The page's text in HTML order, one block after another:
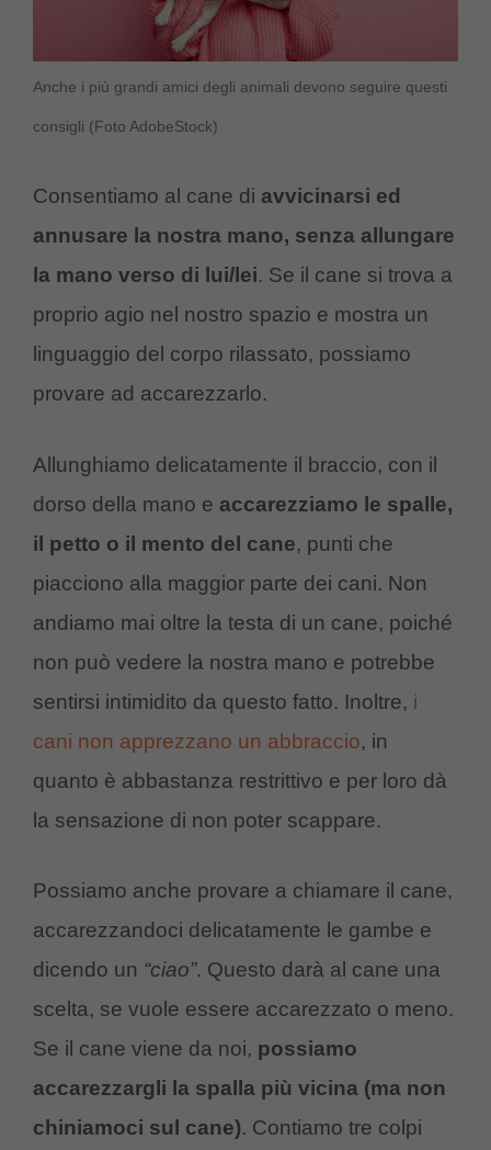
Anche i più grandi amici degli animali devono seguire questi
consigli (Foto AdobeStock)
Consentiamo al cane di avvicinarsi ed
annusare la nostra mano, senza allungare
la mano verso di lui/lei. Se il cane si trova a
proprio agio nel nostro spazio e mostra un
linguaggio del corpo rilassato, possiamo
provare ad accarezzarlo.
Allunghiamo delicatamente il braccio, con il
dorso della mano e accarezziamo le spalle,
il petto o il mento del cane, punti che
piacciono alla maggior parte dei cani. Non
andiamo mai oltre la testa di un cane, poiché
non può vedere la nostra mano e potrebbe
sentirsi intimidito da questo fatto. Inoltre, i
cani non apprezzano un abbraccio, in
quanto è abbastanza restrittivo e per loro dà
la sensazione di non poter scappare.
Possiamo anche provare a chiamare il cane,
accarezzandoci delicatamente le gambe e
dicendo un “ciao”. Questo darà al cane una
scelta, se vuole essere accarezzato o meno.
Se il cane viene da noi, possiamo
accarezzargli la spalla più vicina (ma non
chiniamoci sul cane). Contiamo tre colpi